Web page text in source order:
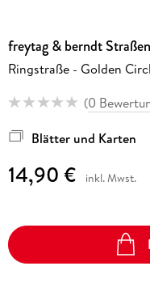
freytag & berndt
Ringstraße - Golden
(0
Blätter und Karten
14,90 € inkl. Mwst.